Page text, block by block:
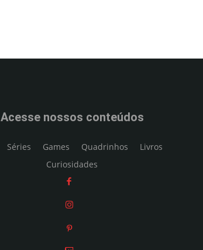
Acesse nossos conteúdos
Séries Games Quadrinhos
Livros
Curiosidades